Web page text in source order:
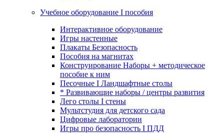
Учебное оборудование I пособия
Интерактивное оборудование
Игры настенные
Плакаты Безопасность
Пособия на магнитах
Конструирование Наборы + методическое
пособие к ним
Песочные I Ландшафтные столы
* Развивающие наборы / центры развития
Лего столы I стены
Мультстудия для детского сада
Цифровые лаборатории
Игры про безопасность I ПДД